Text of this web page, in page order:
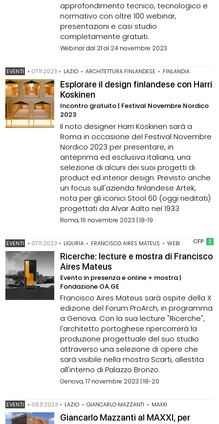
approfondimento tecnico, tecnologico e
normativo con oltre 100 webinar,
presentazioni e casi studio
completamente gratuiti.
Webinar dal 21 al 24 novembre 2023
EVENTI • 07.11.2023 • LAZIO • ARCHITETTURA FINLANDESE • FINLANDIA
Esplorare il design finlandese con Harri
Koskinen
Incontro gratuito | Festival Novembre Nordico
2023
Il noto designer Harri Koskinen sarà a
Roma in occasione del Festival Novembre
Nordico 2023 per presentare, in
anteprima ed esclusiva italiana, una
selezione di alcuni dei suoi progetti di
product ed interior design. Previsto anche
un focus sull'azienda finlandese Artek,
nota per gli iconici Stool 60 (oggi rieditati)
progettati da Alvar Aalto nel 1933
Roma, 16 novembre 2023 | 18-19
CFP 2
EVENTI • 07.11.2023 • LIGURIA • FRANCISCO AIRES MATEUS • WEBINAR
Ricerche: lecture e mostra di Francisco
Aires Mateus
Evento in presenza e online + mostra |
Fondazione OA.GE
Francisco Aires Mateus sarà ospite della X
edizione del Forum ProArch, in programma
a Genova. Con la sua lecture "Ricerche",
l'architetto portoghese ripercorrerà la
produzione progettuale del suo studio
attraverso una selezione di opere che
sarà visibile nella mostra Scarti, allestita
all'interno di Palazzo Bronzo.
Genova, 17 novembre 2023 | 18-20
EVENTI • 06.11.2023 • LAZIO • GIANCARLO MAZZANTI • MAXXI
Giancarlo Mazzanti al MAXXI, per